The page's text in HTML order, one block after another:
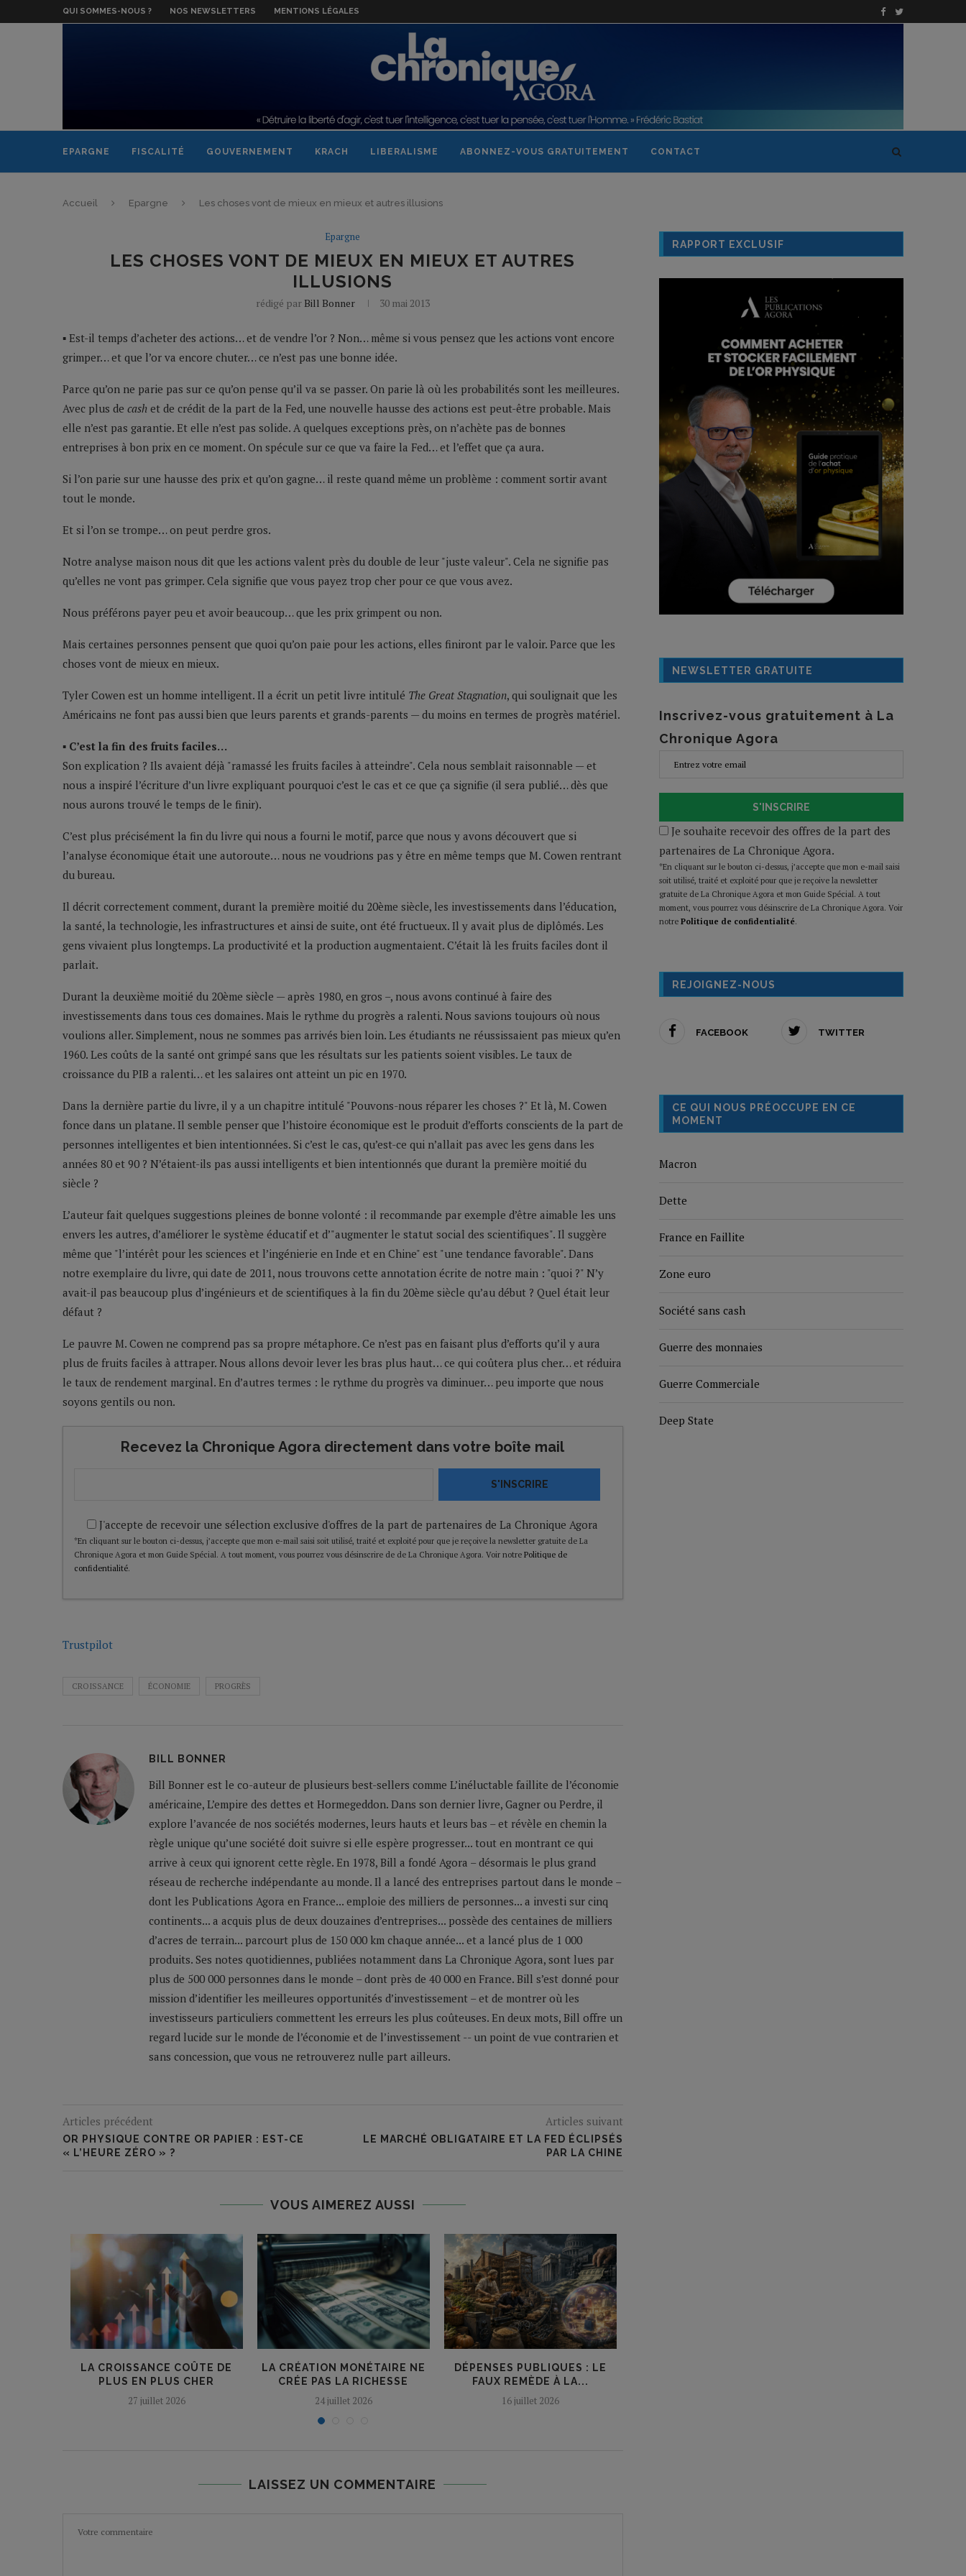
QUI SOMMES-NOUS ? NOS NEWSLETTERS MENTIONS LÉGALES
EPARGNE FISCALITÉ GOUVERNEMENT KRACH LIBERALISME ABONNEZ-VOUS GRATUITEMENT CONTACT
Accueil Epargne Les choses vont de mieux en mieux et autres illusions
Epargne
LES CHOSES VONT DE MIEUX EN MIEUX ET AUTRES
ILLUSIONS
rédigé par Bill Bonner 30 mai 2013
▪ Est-il temps d’acheter des actions… et de vendre l’or ? Non… même si vous pensez que les actions vont encore
grimper… et que l’or va encore chuter… ce n’est pas une bonne idée.
Parce qu’on ne parie pas sur ce qu’on pense qu’il va se passer. On parie là où les probabilités sont les meilleures.
Avec plus de cash et de crédit de la part de la Fed, une nouvelle hausse des actions est peut-être probable. Mais
elle n’est pas garantie. Et elle n’est pas solide. A quelques exceptions près, on n’achète pas de bonnes
entreprises à bon prix en ce moment. On spécule sur ce que va faire la Fed… et l’effet que ça aura.
Si l’on parie sur une hausse des prix et qu’on gagne… il reste quand même un problème : comment sortir avant
tout le monde.
Et si l’on se trompe… on peut perdre gros.
Notre analyse maison nous dit que les actions valent près du double de leur "juste valeur". Cela ne signifie pas
qu’elles ne vont pas grimper. Cela signifie que vous payez trop cher pour ce que vous avez.
Nous préférons payer peu et avoir beaucoup… que les prix grimpent ou non.
Mais certaines personnes pensent que quoi qu’on paie pour les actions, elles finiront par le valoir. Parce que les
choses vont de mieux en mieux.
Tyler Cowen est un homme intelligent. Il a écrit un petit livre intitulé The Great Stagnation, qui soulignait que les
Américains ne font pas aussi bien que leurs parents et grands-parents — du moins en termes de progrès matériel.
▪ C’est la fin des fruits faciles…
Son explication ? Ils avaient déjà "ramassé les fruits faciles à atteindre". Cela nous semblait raisonnable — et
nous a inspiré l’écriture d’un livre expliquant pourquoi c’est le cas et ce que ça signifie (il sera publié… dès que
nous aurons trouvé le temps de le finir).
C’est plus précisément la fin du livre qui nous a fourni le motif, parce que nous y avons découvert que si
l’analyse économique était une autoroute… nous ne voudrions pas y être en même temps que M. Cowen rentrant
du bureau.
Il décrit correctement comment, durant la première moitié du 20ème siècle, les investissements dans l’éducation,
la santé, la technologie, les infrastructures et ainsi de suite, ont été fructueux. Il y avait plus de diplômés. Les
gens vivaient plus longtemps. La productivité et la production augmentaient. C’était là les fruits faciles dont il
parlait.
Durant la deuxième moitié du 20ème siècle — après 1980, en gros –, nous avons continué à faire des
investissements dans tous ces domaines. Mais le rythme du progrès a ralenti. Nous savions toujours où nous
voulions aller. Simplement, nous ne sommes pas arrivés bien loin. Les étudiants ne réussissaient pas mieux qu’en
1960. Les coûts de la santé ont grimpé sans que les résultats sur les patients soient visibles. Le taux de
croissance du PIB a ralenti… et les salaires ont atteint un pic en 1970.
Dans la dernière partie du livre, il y a un chapitre intitulé "Pouvons-nous réparer les choses ?" Et là, M. Cowen
fonce dans un platane. Il semble penser que l’histoire économique est le produit d’efforts conscients de la part de
personnes intelligentes et bien intentionnées. Si c’est le cas, qu’est-ce qui n’allait pas avec les gens dans les
années 80 et 90 ? N’étaient-ils pas aussi intelligents et bien intentionnés que durant la première moitié du
siècle ?
L’auteur fait quelques suggestions pleines de bonne volonté : il recommande par exemple d’être aimable les uns
envers les autres, d’améliorer le système éducatif et d’"augmenter le statut social des scientifiques". Il suggère
même que "l’intérêt pour les sciences et l’ingénierie en Inde et en Chine" est "une tendance favorable". Dans
notre exemplaire du livre, qui date de 2011, nous trouvons cette annotation écrite de notre main : "quoi ?" N’y
avait-il pas beaucoup plus d’ingénieurs et de scientifiques à la fin du 20ème siècle qu’au début ? Quel était leur
défaut ?
Le pauvre M. Cowen ne comprend pas sa propre métaphore. Ce n’est pas en faisant plus d’efforts qu’il y aura
plus de fruits faciles à attraper. Nous allons devoir lever les bras plus haut… ce qui coûtera plus cher… et réduira
le taux de rendement marginal. En d’autres termes : le rythme du progrès va diminuer… peu importe que nous
soyons gentils ou non.
Recevez la Chronique Agora directement dans votre boîte mail
S'INSCRIRE
J'accepte de recevoir une sélection exclusive d'offres de la part de partenaires de La Chronique Agora
*En cliquant sur le bouton ci-dessus, j’accepte que mon e-mail saisi soit utilisé, traité et exploité pour que je reçoive la newsletter gratuite de La
Chronique Agora et mon Guide Spécial. A tout moment, vous pourrez vous désinscrire de de La Chronique Agora. Voir notre Politique de
confidentialité.
Trustpilot
CROISSANCE ÉCONOMIE PROGRÈS
BILL BONNER
Bill Bonner est le co-auteur de plusieurs best-sellers comme L’inéluctable faillite de l’économie
américaine, L’empire des dettes et Hormegeddon. Dans son dernier livre, Gagner ou Perdre, il
explore l’avancée de nos sociétés modernes, leurs hauts et leurs bas – et révèle en chemin la
règle unique qu’une société doit suivre si elle espère progresser... tout en montrant ce qui
arrive à ceux qui ignorent cette règle. En 1978, Bill a fondé Agora – désormais le plus grand
réseau de recherche indépendante au monde. Il a lancé des entreprises partout dans le monde –
dont les Publications Agora en France... emploie des milliers de personnes... a investi sur cinq
continents... a acquis plus de deux douzaines d’entreprises... possède des centaines de milliers
d’acres de terrain... parcourt plus de 150 000 km chaque année... et a lancé plus de 1 000
produits. Ses notes quotidiennes, publiées notamment dans La Chronique Agora, sont lues par
plus de 500 000 personnes dans le monde – dont près de 40 000 en France. Bill s’est donné pour
mission d’identifier les meilleures opportunités d’investissement – et de montrer où les
investisseurs particuliers commettent les erreurs les plus coûteuses. En deux mots, Bill offre un
regard lucide sur le monde de l’économie et de l’investissement -- un point de vue contrarien et
sans concession, que vous ne retrouverez nulle part ailleurs.
Articles précédent
OR PHYSIQUE CONTRE OR PAPIER : EST-CE
« L’HEURE ZÉRO » ?
Articles suivant
LE MARCHÉ OBLIGATAIRE ET LA FED ÉCLIPSÉS
PAR LA CHINE
VOUS AIMEREZ AUSSI
LA CROISSANCE COÛTE DE
PLUS EN PLUS CHER
27 juillet 2026
LA CRÉATION MONÉTAIRE NE
CRÉE PAS LA RICHESSE
24 juillet 2026
DÉPENSES PUBLIQUES : LE
FAUX REMÈDE À LA...
16 juillet 2026
LAISSEZ UN COMMENTAIRE
RAPPORT EXCLUSIF
NEWSLETTER GRATUITE
Inscrivez-vous gratuitement à La
Chronique Agora
S'INSCRIRE
Je souhaite recevoir des offres de la part des
partenaires de La Chronique Agora.
*En cliquant sur le bouton ci-dessus, j’accepte que mon e-mail saisi
soit utilisé, traité et exploité pour que je reçoive la newsletter
gratuite de La Chronique Agora et mon Guide Spécial. A tout
moment, vous pourrez vous désinscrire de La Chronique Agora. Voir
notre Politique de confidentialité.
REJOIGNEZ-NOUS
FACEBOOK TWITTER
CE QUI NOUS PRÉOCCUPE EN CE
MOMENT
Macron
Dette
France en Faillite
Zone euro
Société sans cash
Guerre des monnaies
Guerre Commerciale
Deep State